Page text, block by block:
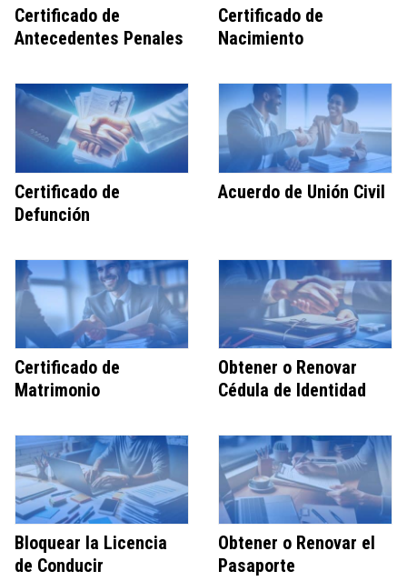
Certificado de
Antecedentes Penales
Certificado de
Nacimiento
Certificado de
Defunción
Acuerdo de Unión Civil
Certificado de
Matrimonio
Obtener o Renovar
Cédula de Identidad
Bloquear la Licencia
de Conducir
Obtener o Renovar el
Pasaporte